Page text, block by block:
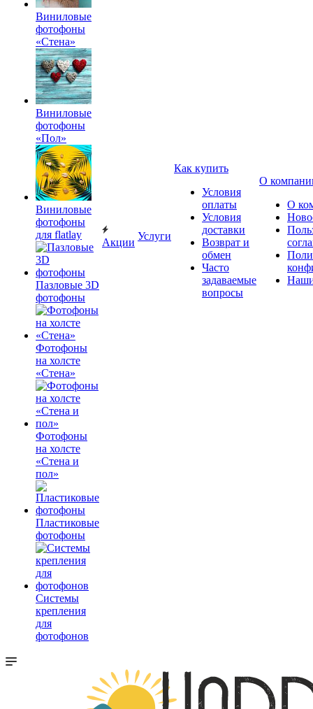
Виниловые
фотофоны
«Стена»
Виниловые
фотофоны
«Пол»
Виниловые
фотофоны
для flatlay
Пазловые 3D
фотофоны
Фотофоны
на холсте
«Стена»
Фотофоны
на холсте
«Стена и
пол»
Пластиковые
фотофоны
Системы
крепления
для
фотофонов
Акции
Услуги
Как купить
Условия
оплаты
Условия
доставки
Возврат и
обмен
Часто
задаваемые
вопросы
О
О